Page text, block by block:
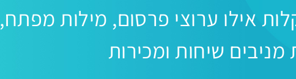
אילו ערוצי פרסום, מילות מפתח,
מניבים שיחות ומכירות